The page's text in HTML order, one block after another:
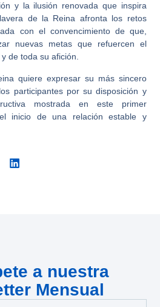
y la ilusión renovada que inspira
de la Reina afronta los retos
con el convencimiento de que,
nuevas metas que refuercen el
de toda su afición.
quiere expresar su más sincero
participantes por su disposición y
mostrada en este primer
inicio de una relación estable y
a nuestra
Mensual